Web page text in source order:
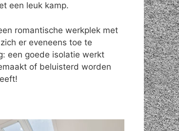
een leuk kamp.
romantische werkplek met
er eveneens toe te
een goede isolatie werkt
of beluisterd worden